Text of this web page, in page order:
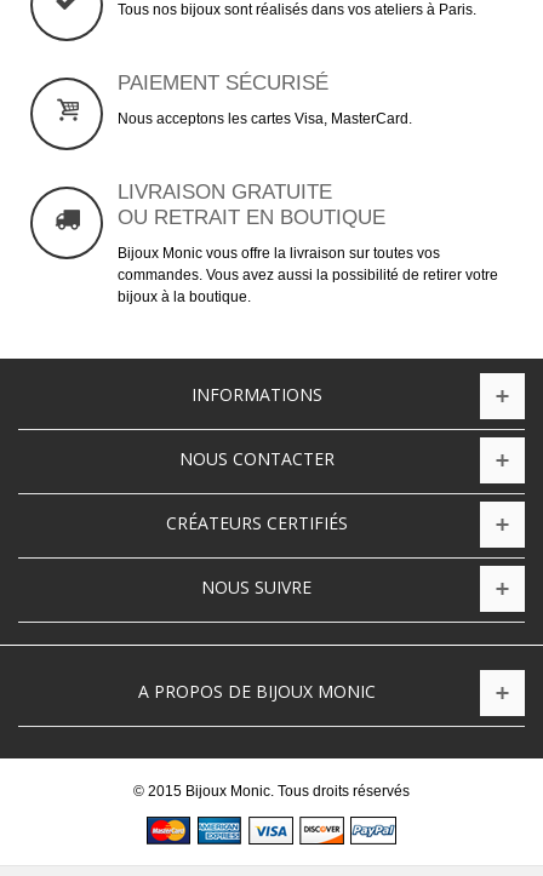
Tous nos bijoux sont réalisés dans vos ateliers à Paris.
PAIEMENT SÉCURISÉ
Nous acceptons les cartes Visa, MasterCard.
LIVRAISON GRATUITE
OU RETRAIT EN BOUTIQUE
Bijoux Monic vous offre la livraison sur toutes vos
commandes. Vous avez aussi la possibilité de retirer votre
bijoux à la boutique.
INFORMATIONS
NOUS CONTACTER
CRÉATEURS CERTIFIÉS
NOUS SUIVRE
A PROPOS DE BIJOUX MONIC
© 2015 Bijoux Monic. Tous droits réservés